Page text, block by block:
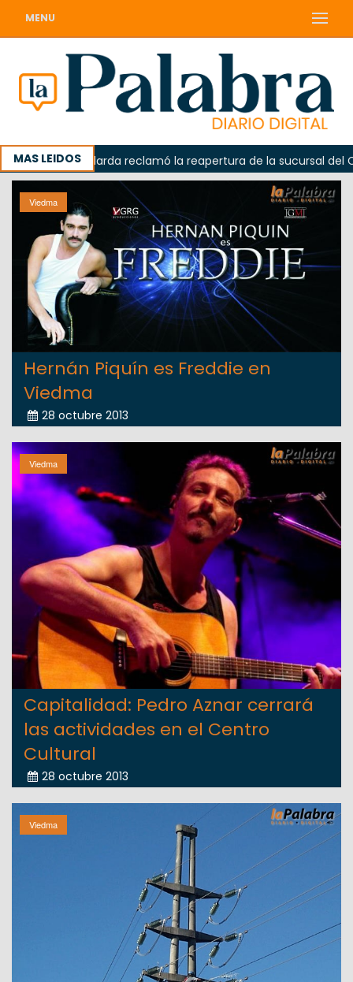
MENU
MAS LEIDOSOdarda reclamó la reapertura de la sucursal del
Viedma
Hernán Piquín es Freddie en
Viedma
28 octubre 2013
Viedma
Capitalidad: Pedro Aznar cerrará
las actividades en el Centro
Cultural
28 octubre 2013
Viedma